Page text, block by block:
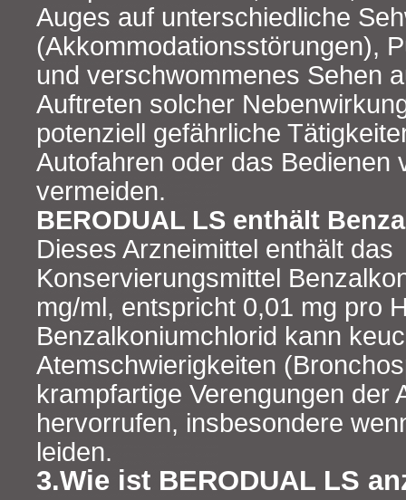
Auges auf unterschiedliche
(Akkommodationsstörungen),
und verschwommenes Sehen
Auftreten solcher
potenziell gefährliche
Autofahren oder das Bedienen
vermeiden.
BERODUAL LS enthält
Dieses Arzneimittel enthält das
Konservierungsmittel
mg/ml, entspricht 0,01 mg pro
Benzalkoniumchlorid kann
Atemschwierigkeiten
krampfartige Verengungen der
hervorrufen, insbesondere
leiden.
3.Wie ist BERODUAL LS